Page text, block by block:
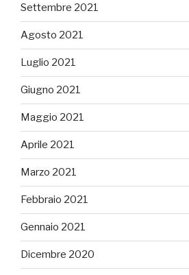
Settembre 2021
Agosto 2021
Luglio 2021
Giugno 2021
Maggio 2021
Aprile 2021
Marzo 2021
Febbraio 2021
Gennaio 2021
Dicembre 2020